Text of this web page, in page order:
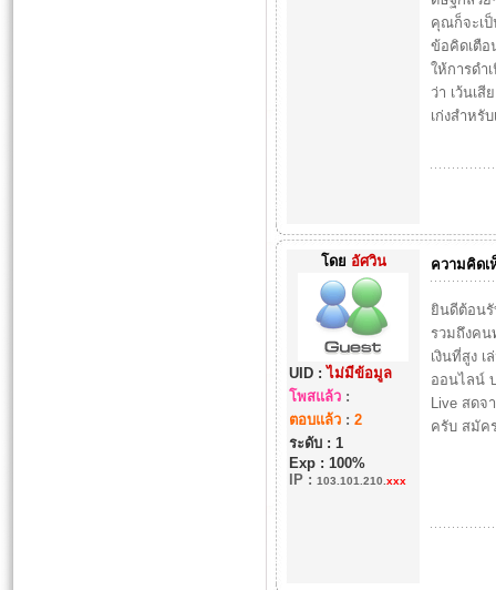
คุณก็จะเป็
ข้อคิดเตือ
ให้การดำ
ว่า เว้นเสี
เก่งสำหรั
โดย อัศวิน
UID :ไม่มีข้อมูล
โพสแล้ว:
ตอบแล้ว: 2
ระดับ : 1
Exp : 100%
IP: 103.101.210. xxx
ความคิด
ยินดีต้อน
รวมถึงคน
เงินที่สูง
ออนไลน์
Live สดจ
ครับ สมัค